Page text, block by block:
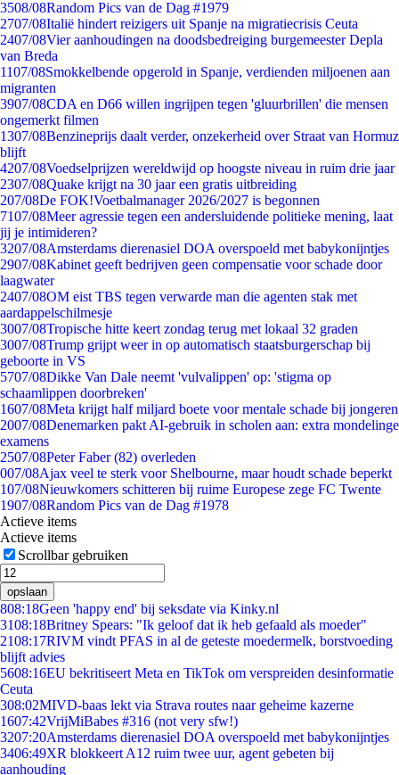
3508/08Random Pics van de Dag #1979
2707/08Italië hindert reizigers uit Spanje na migratiecrisis Ceuta
2407/08Vier aanhoudingen na doodsbedreiging burgemeester Depla
van Breda
1107/08Smokkelbende opgerold in Spanje, verdienden miljoenen aan
migranten
3907/08CDA en D66 willen ingrijpen tegen 'gluurbrillen' die mensen
ongemerkt filmen
1307/08Benzineprijs daalt verder, onzekerheid over Straat van Hormuz
blijft
4207/08Voedselprijzen wereldwijd op hoogste niveau in ruim drie jaar
2307/08Quake krijgt na 30 jaar een gratis uitbreiding
207/08De FOK!Voetbalmanager 2026/2027 is begonnen
7107/08Meer agressie tegen een andersluidende politieke mening, laat
jij je intimideren?
3207/08Amsterdams dierenasiel DOA overspoeld met babykonijntjes
2907/08Kabinet geeft bedrijven geen compensatie voor schade door
laagwater
2407/08OM eist TBS tegen verwarde man die agenten stak met
aardappelschilmesje
3007/08Tropische hitte keert zondag terug met lokaal 32 graden
3007/08Trump grijpt weer in op automatisch staatsburgerschap bij
geboorte in VS
5707/08Dikke Van Dale neemt 'vulvalippen' op: 'stigma op
schaamlippen doorbreken'
1607/08Meta krijgt half miljard boete voor mentale schade bij jongeren
2007/08Denemarken pakt AI-gebruik in scholen aan: extra mondelinge
examens
2507/08Peter Faber (82) overleden
007/08Ajax veel te sterk voor Shelbourne, maar houdt schade beperkt
107/08Nieuwkomers schitteren bij ruime Europese zege FC Twente
1907/08Random Pics van de Dag #1978
Actieve items
Actieve items
Scrollbar gebruiken
opslaan
808:18Geen 'happy end' bij seksdate via Kinky.nl
3108:18Britney Spears: "Ik geloof dat ik heb gefaald als moeder"
2108:17RIVM vindt PFAS in al de geteste moedermelk, borstvoeding
blijft advies
5608:16EU bekritiseert Meta en TikTok om verspreiden desinformatie
Ceuta
308:02MIVD-baas lekt via Strava routes naar geheime kazerne
1607:42VrijMiBabes #316 (not very sfw!)
3207:20Amsterdams dierenasiel DOA overspoeld met babykonijntjes
3406:49XR blokkeert A12 ruim twee uur, agent gebeten bij
aanhouding